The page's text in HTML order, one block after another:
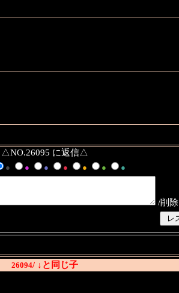
△NO.26095 に返信△
● ● ● ● ● ● ●
/削
26094/ ↓と同じ子